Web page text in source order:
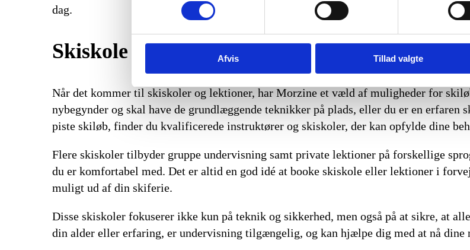
Afvis Tillad valgte
dag.
Skiskole
Når det kommer til skiskoler og lektioner, har Morzine et væld af muligheder for
nybegynder og skal have de grundlæggende teknikker på plads, eller du er en
piste skiløb, finder du kvalificerede instruktører og skiskoler, der kan opfylde dine
Flere skiskoler tilbyder gruppe undervisning samt private lektioner på forskellige
du er komfortabel med. Det er altid en god idé at booke skiskole eller lektioner i
muligt ud af din skiferie.
Disse skiskoler fokuserer ikke kun på teknik og sikkerhed, men også på at sikre, at
din alder eller erfaring, er undervisning tilgængelig, og kan hjælpe dig med at nå